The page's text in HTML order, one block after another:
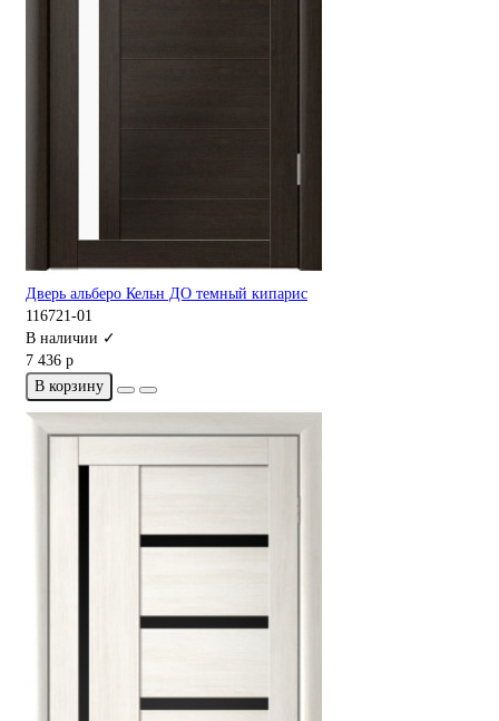
Дверь альберо Кельн ДО темный кипарис
116721-01
В наличии ✓
7 436 р
В корзину